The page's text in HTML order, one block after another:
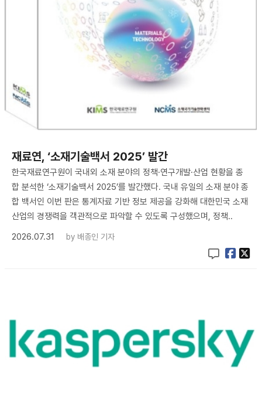
재료연, ‘소재기술백서 2025’ 발간
한국재료연구원이 국내외 소재 분야의 정책·연구개발·산업 현황을 종
합 분석한 ‘소재기술백서 2025’를 발간했다. 국내 유일의 소재 분야 종
합 백서인 이번 판은 통계자료 기반 정보 제공을 강화해 대한민국 소재
산업의 경쟁력을 객관적으로 파악할 수 있도록 구성했으며, 정책..
2026.07.31
by 배종인 기자